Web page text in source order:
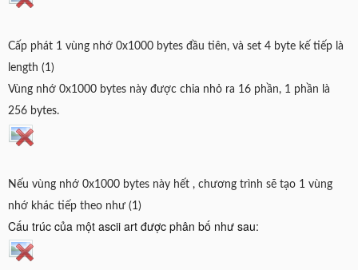
Cấp phát 1 vùng nhớ 0x1000 bytes đầu tiên, và set 4 byte kế tiếp là
length (1)
Vùng nhớ 0x1000 bytes này được chia nhỏ ra 16 phần, 1 phần là
256 bytes.
Nếu vùng nhớ 0x1000 bytes này hết , chương trình sẽ tạo 1 vùng
nhớ khác tiếp theo như (1)
Cấu trúc của một ascii art được phân bố như sau: